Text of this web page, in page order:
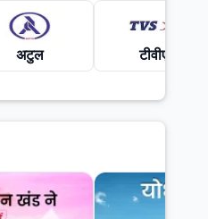
अटुल टीवीएस